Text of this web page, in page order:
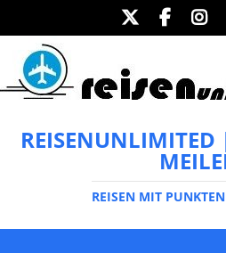
REISEN MIT